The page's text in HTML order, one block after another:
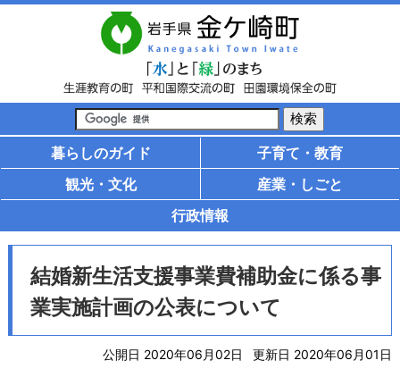
暮らしのガイド
子育て・教育
観光・文化
産業・しごと
行政情報
結婚新生活支援事業費補助金に係る事
業実施計画の公表について
公開日 2020年06月02日 更新日 2020年06月01日